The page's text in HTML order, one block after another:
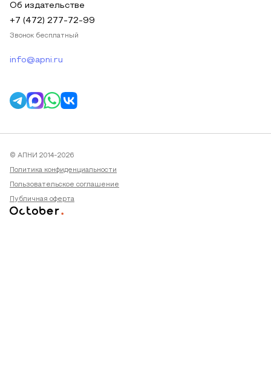
Об издательстве
+7 (472) 277-72-99
Звонок бесплатный
info@apni.ru
© АПНИ 2014-2026
Политика конфиденциальности
Пользовательское соглашение
Публичная оферта